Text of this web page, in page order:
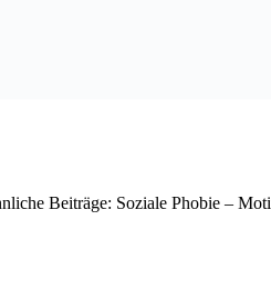
Beiträge: Soziale Phobie –